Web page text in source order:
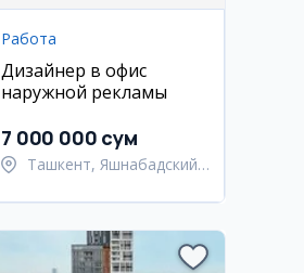
Работа
Дизайнер в офис
наружной рекламы
7 000 000 сум
Ташкент, Яшнабадский